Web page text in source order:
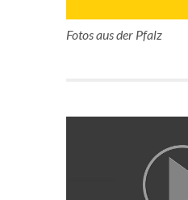
Fotos aus der Pfalz